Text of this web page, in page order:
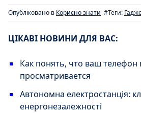
Опубліковано в Корисно знати #Теги:
ЦІКАВІ НОВИНИ ДЛЯ ВАС:
Как понять, что ваш телефон
просматривается
Автономна електростанція:
енергонезалежності